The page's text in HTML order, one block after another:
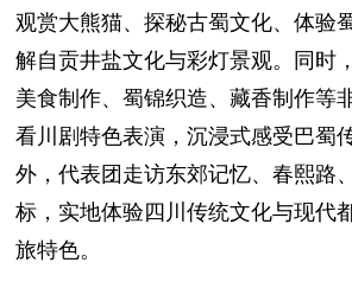
观赏大熊猫、探秘古蜀文化、体验
解自贡井盐文化与彩灯景观。同时
美食制作、蜀锦织造、藏香制作等
看川剧特色表演，沉浸式感受巴蜀
外，代表团走访东郊记忆、春熙路
标，实地体验四川传统文化与现代
旅特色。